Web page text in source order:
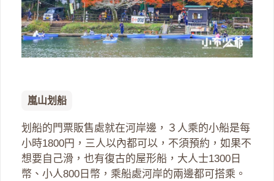
嵐山划船
划船的門票販售處就在河岸邊，３人乘的小船是每
小時1800円，三人以內都可以，不須預約，如果不
想要自己滑，也有復古的屋形船，大人士1300日
幣、小人800日幣，乘船處河岸的兩邊都可搭乘。